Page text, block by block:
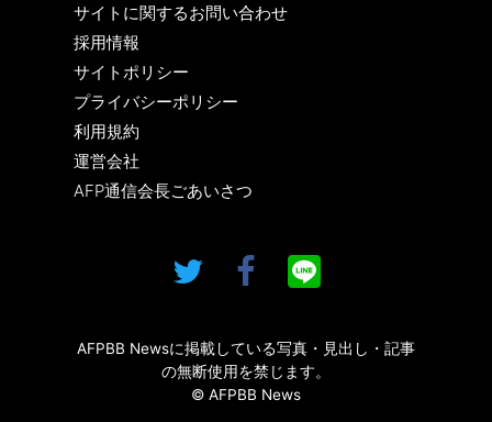
サイトに関するお問い合わせ
採用情報
サイトポリシー
プライバシーポリシー
利用規約
運営会社
AFP通信会長ごあいさつ
AFPBB Newsに掲載している写真・見出し・記事
の無断使用を禁じます。
© AFPBB News